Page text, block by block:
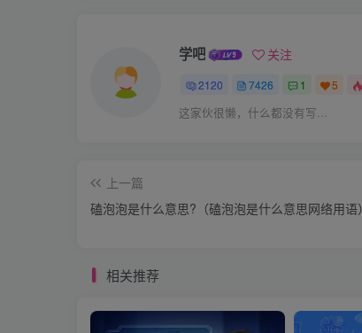
学吧 关注
2120 7426 1 5
这家伙很懒，什么都没有写...
上一篇
磕泡泡是什么意思?（磕泡泡是什么意思网络用语）
相关推荐